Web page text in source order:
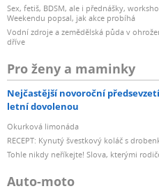
Sex, fetiš, BDSM, ale i přednášky,
Weekendu popsal, jak akce probíhá
Vodní zdroje a zemědělská půda v
dříve
Pro ženy a maminky
Nejčastější novoroční předsevzetí
letní dovolenou
Okurková limonáda
RECEPT: Kynutý švestkový koláč s
Tohle nikdy neříkejte! Slova, kterými
Auto-moto